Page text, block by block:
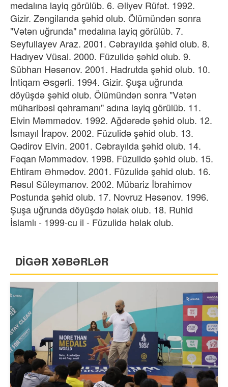
medalına layiq görülüb. 6. Əliyev Rüfət. 1992.
Gizir. Zəngilanda şəhid olub. Ölümündən sonra
"Vətən uğrunda" medalına layiq görülüb. 7.
Seyfullayev Araz. 2001. Cəbrayılda şəhid olub. 8.
Hadıyev Vüsal. 2000. Füzulidə şəhid olub. 9.
Sübhan Həsənov. 2001. Hadrutda şəhid olub. 10.
İntiqam Əsgərli. 1994. Gizir. Şuşa uğrunda
döyüşdə şəhid olub. Ölümündən sonra "Vətən
müharibəsi qəhramanı" adına layiq görülüb. 11.
Elvin Məmmədov. 1992. Ağdərədə şəhid olub. 12.
İsmayıl İrapov. 2002. Füzulidə şəhid olub. 13.
Qədirov Elvin. 2001. Cəbrayılda şəhid olub. 14.
Fəqan Məmmədov. 1998. Füzulidə şəhid olub. 15.
Ehtiram Əhmədov. 2001. Füzulidə şəhid olub. 16.
Rəsul Süleymanov. 2002. Mübariz İbrahimov
Postunda şəhid olub. 17. Novruz Həsənov. 1996.
Şuşa uğrunda döyüşdə həlak olub. 18. Ruhid
İslamlı - 1999-cu il - Füzulidə həlak olub.
DİGƏR XƏBƏRLƏR